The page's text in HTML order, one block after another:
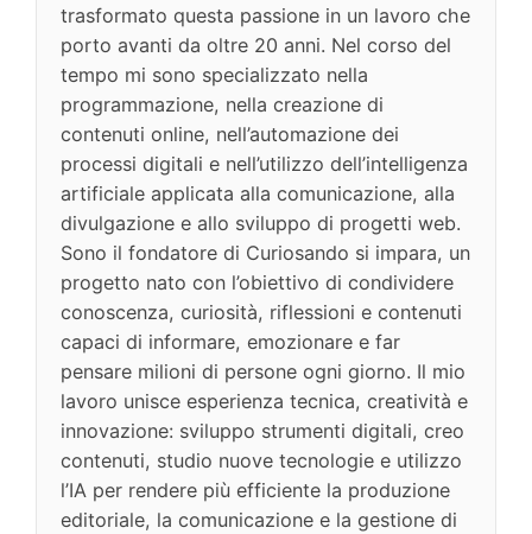
trasformato questa passione in un lavoro che
porto avanti da oltre 20 anni. Nel corso del
tempo mi sono specializzato nella
programmazione, nella creazione di
contenuti online, nell’automazione dei
processi digitali e nell’utilizzo dell’intelligenza
artificiale applicata alla comunicazione, alla
divulgazione e allo sviluppo di progetti web.
Sono il fondatore di Curiosando si impara, un
progetto nato con l’obiettivo di condividere
conoscenza, curiosità, riflessioni e contenuti
capaci di informare, emozionare e far
pensare milioni di persone ogni giorno. Il mio
lavoro unisce esperienza tecnica, creatività e
innovazione: sviluppo strumenti digitali, creo
contenuti, studio nuove tecnologie e utilizzo
l’IA per rendere più efficiente la produzione
editoriale, la comunicazione e la gestione di